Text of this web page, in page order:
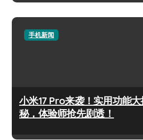
手机新闻
小米17 Pro来袭！实用功能
秘，体验师抢先剧透！